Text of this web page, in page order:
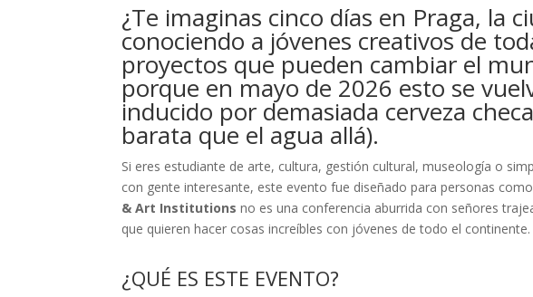
¿Te imaginas cinco días en Praga, la
conociendo a jóvenes creativos de
proyectos que pueden cambiar el
porque en mayo de 2026 esto se
inducido por demasiada cerveza
barata que el agua allá).
Si eres estudiante de arte, cultura, gestión cultural, museología o
con gente interesante, este evento fue diseñado para personas
& Art Institutions no es una conferencia aburrida con señores
que quieren hacer cosas increíbles con jóvenes de todo el continente.
¿QUÉ ES ESTE EVENTO?